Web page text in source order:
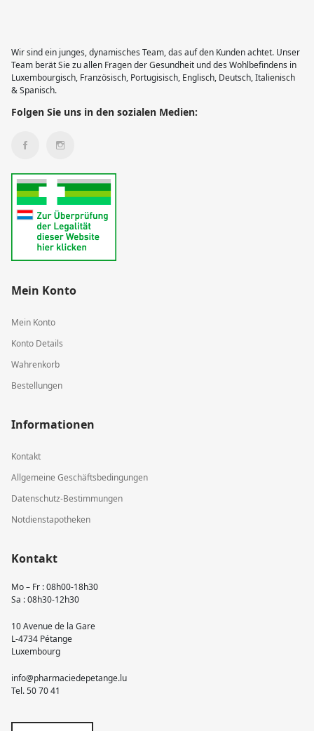
Wir sind ein junges, dynamisches Team, das auf den Kunden achtet. Unser
Team berät Sie zu allen Fragen der Gesundheit und des Wohlbefindens in
Luxembourgisch, Französisch, Portugisisch, Englisch, Deutsch, Italienisch
& Spanisch.
Folgen Sie uns in den sozialen Medien:
Mein Konto
Mein Konto
Konto Details
Wahrenkorb
Bestellungen
Informationen
Kontakt
Allgemeine Geschäftsbedingungen
Datenschutz-Bestimmungen
Notdienstapotheken
Kontakt
Mo – Fr : 08h00-18h30
Sa : 08h30-12h30
10 Avenue de la Gare
L-4734 Pétange
Luxembourg
info@pharmaciedepetange.lu
Tel.50 70 41